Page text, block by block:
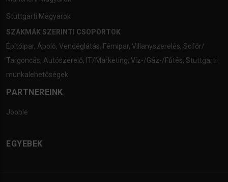
Stuttgarti Magyarok
SZAKMÁK SZERINTI CSOPORTOK
Építőipar, Ápoló, Vendéglátás, Fémipar, Villanyszerelés, Sofőr/
Targoncás, Autószerelő, IT/Marketing, Víz-/Gáz-/Fűtés, Stuttgarti
munkalehetőségek
PARTNEREINK
Jooble
EGYEBEK